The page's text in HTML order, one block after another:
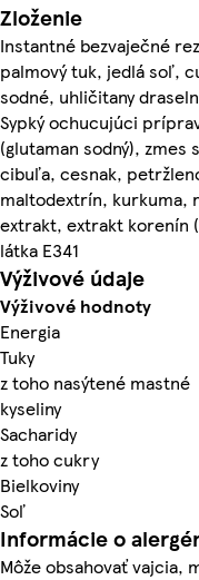
Zloženie
Instantné bezvaječné
palmový tuk, jedlá soľ,
sodné, uhličitany
Sypký ochucujúci
(glutaman sodný), zmes
cibuľa, cesnak,
maltodextrín, kurkuma,
extrakt, extrakt korenín
látka E341
Výživové údaje
Výživové hodnoty
Energia
Tuky
z toho nasýtené mastné
kyseliny
Sacharidy
z toho cukry
Bielkoviny
Soľ
Informácie o
Môže obsahovať vajcia,